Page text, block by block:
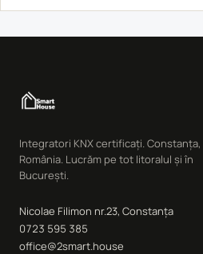
Integratori KNX certificați. Constanța,
România. Lucrăm pe tot litoralul și în
București.
Nicolae Filimon nr.23, Constanța
0723 595 385
office@2smart.house